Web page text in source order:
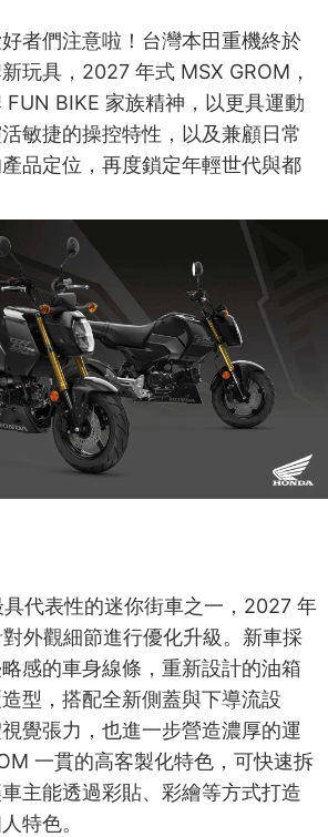
者們注意啦！台灣本田重機終於
玩具，2027 年式 MSX GROM，
BIKE 家族精神，以更具運動
敏捷的操控特性，以及兼顧日常
品定位，再度鎖定年輕世代與都
代表性的迷你街車之一，2027 年
外觀細節進行優化升級。新車採
感的車身線條，重新設計的油箱
型，搭配全新側蓋與下導流設
覺張力，也進一步營造濃厚的運
一貫的高客製化特色，可快速拆
主能透過彩貼、彩繪等方式打造
特色。